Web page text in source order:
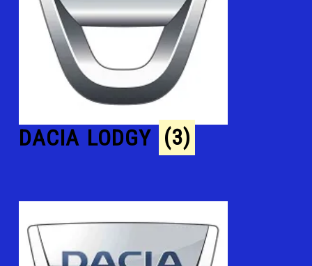
DACIA LODGY (3)